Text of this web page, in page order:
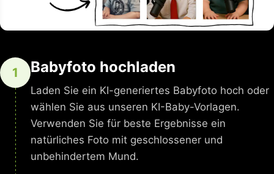
1 Babyfoto hochladen
Laden Sie ein KI-generiertes Babyfoto hoch oder
wählen Sie aus unseren KI-Baby-Vorlagen.
Verwenden Sie für beste Ergebnisse ein
natürliches Foto mit geschlossener und
unbehindertem Mund.